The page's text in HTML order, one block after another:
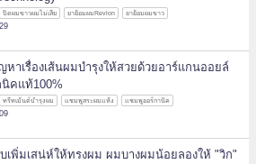
ปิดผมขาวผมไม่เสีย ยาย้อมผมRevlon ยาย้อมผมขาว
าเรื่องเส้นผมบำรุงให้สวยด้วยอาร์แกนออยล์
คแท้100%
ทรีทเม้นต์บำรุงผม แชมพูสระผมแห้ง แชมพูออร์กานิค
เพิ่มเสน่ห์ให้ทรงผม ผมบางผมน้อยลองให้ "วิก"